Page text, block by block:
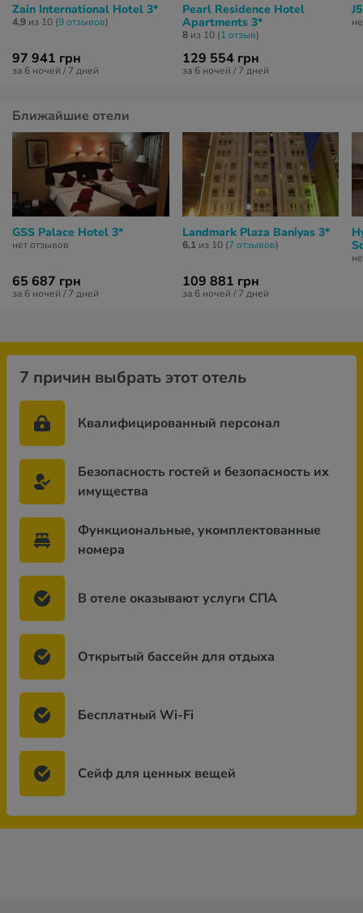
Zain International Hotel 3*
4,9 из 10 (9 отзывов)
97 941 грн
за 6 ночей / 7 дней
Pearl Residence Hotel
Apartments 3*
8из 10 (1 отзыв)
129 554 грн
за 6 ночей / 7 дней
Ближайшие отели
GSS Palace Hotel 3*
нет отзывов
65 687 грн
за 6 ночей / 7 дней
Landmark Plaza Baniyas 3*
6,1из 10 (7 отзывов)
109 881 грн
за 6 ночей / 7 дней
7 причин выбрать этот отель
Квалифицированный персонал
Безопасность гостей и безопасность их
имущества
Функциональные, укомплектованные
номера
В отеле оказывают услуги СПА
Открытый бассейн для отдыха
Бесплатный Wi-Fi
Сейф для ценных вещей